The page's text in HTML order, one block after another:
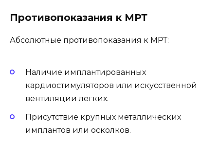
Противопоказания к МРТ
Абсолютные противопоказания к МРТ:
Наличие имплантированных
кардиостимуляторов или искусственной
вентиляции легких.
Присутствие крупных металлических
имплантов или осколков.